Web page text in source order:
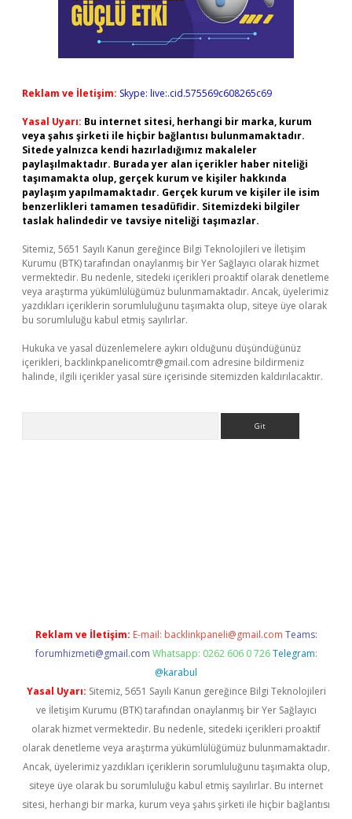
Reklam ve İletişim: Skype: live:.cid.575569c608265c69
Yasal Uyarı: Bu internet sitesi, herhangi bir marka, kurum
veya şahıs şirketi ile hiçbir bağlantısı bulunmamaktadır.
Sitede yalnızca kendi hazırladığımız makaleler
paylaşılmaktadır. Burada yer alan içerikler haber niteliği
taşımamakta olup, gerçek kurum ve kişiler hakkında
paylaşım yapılmamaktadır. Gerçek kurum ve kişiler ile isim
benzerlikleri tamamen tesadüfidir. Sitemizdeki bilgiler
taslak halindedir ve tavsiye niteliği taşımazlar.
Sitemiz, 5651 Sayılı Kanun gereğince Bilgi Teknolojileri ve İletişim
Kurumu (BTK) tarafından onaylanmış bir Yer Sağlayıcı olarak hizmet
vermektedir. Bu nedenle, sitedeki içerikleri proaktif olarak denetleme
veya araştırma yükümlülüğümüz bulunmamaktadır. Ancak, üyelerimiz
yazdıkları içeriklerin sorumluluğunu taşımakta olup, siteye üye olarak
bu sorumluluğu kabul etmiş sayılırlar.
Hukuka ve yasal düzenlemelere aykırı olduğunu düşündüğünüz
içerikleri, backlinkpanelicomtr@gmail.com adresine bildirmeniz
halinde, ilgili içerikler yasal süre içerisinde sitemizden kaldırılacaktır.
Reklam ve İletişim: E-mail: backlinkpaneli@gmail.com Teams:
forumhizmeti@gmail.com Whatsapp: 0262 606 0 726 Telegram:
@karabul
Yasal Uyarı: Sitemiz, 5651 Sayılı Kanun gereğince Bilgi Teknolojileri
ve İletişim Kurumu (BTK) tarafından onaylanmış bir Yer Sağlayıcı
olarak hizmet vermektedir. Bu nedenle, sitedeki içerikleri proaktif
olarak denetleme veya araştırma yükümlülüğümüz bulunmamaktadır.
Ancak, üyelerimiz yazdıkları içeriklerin sorumluluğunu taşımakta olup,
siteye üye olarak bu sorumluluğu kabul etmiş sayılırlar. Bu internet
sitesi, herhangi bir marka, kurum veya şahıs şirketi ile hiçbir bağlantısı